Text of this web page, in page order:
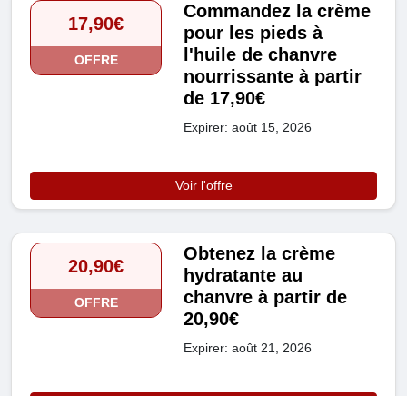
17,90€
OFFRE
Commandez la crème
pour les pieds à
l'huile de chanvre
nourrissante à partir
de 17,90€
Expirer: août 15, 2026
Voir l'offre
20,90€
OFFRE
Obtenez la crème
hydratante au
chanvre à partir de
20,90€
Expirer: août 21, 2026